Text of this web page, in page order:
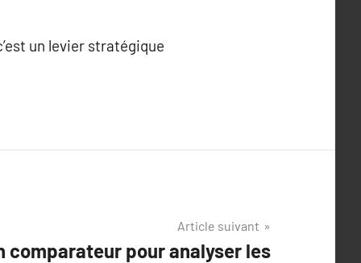
un levier stratégique
Article suivant
comparateur pour analyser les